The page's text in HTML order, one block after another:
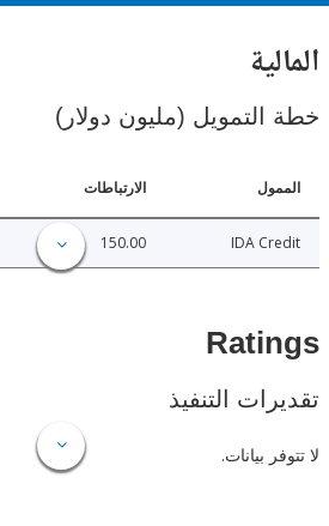
(مليون دولار)
الارتباطات
IDA
التنفيذ
بيانات.